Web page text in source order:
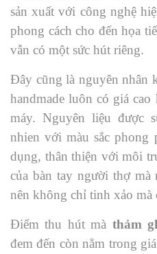
sản xuất với công nghệ
phong cách cho đến họa
vẫn có một sức hút riêng.
Đây cũng là nguyên nhân
handmade luôn có giá
máy. Nguyên liệu được
nhien với màu sắc
dụng, thân thiện với môi
của bàn tay người thợ mà
nên không chỉ tinh xảo mà
Điểm thu hút mà thảm
đem đến còn nằm trong